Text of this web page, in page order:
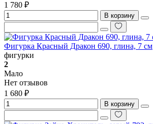
1 780 ₽
В корзину
Фигурка Красный Дракон 690, глина, 7 см
фигурки
2
Мало
Нет отзывов
1 680 ₽
В корзину